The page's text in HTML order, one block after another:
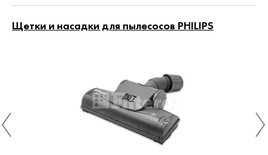
Щетки и насадки для пылесосов PHILIPS